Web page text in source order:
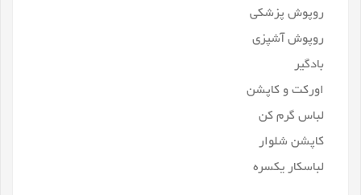
روپوش پزشکی
روپوش آشپزی
بادگیر
اورکت و کاپشن
لباس گرم کن
کاپشن شلوار
لباسکار یکسره